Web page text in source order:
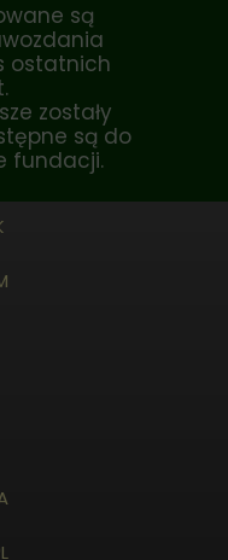
są
ostatnich
zostały
są do
fundacji.